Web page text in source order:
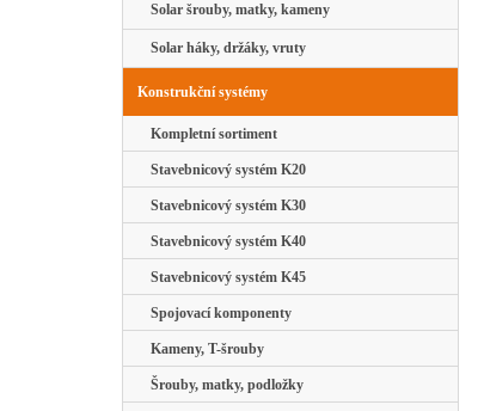
Solar šrouby, matky, kameny
Solar háky, držáky, vruty
Konstrukční systémy
Kompletní sortiment
Stavebnicový systém K20
Stavebnicový systém K30
Stavebnicový systém K40
Stavebnicový systém K45
Spojovací komponenty
Kameny, T-šrouby
Šrouby, matky, podložky